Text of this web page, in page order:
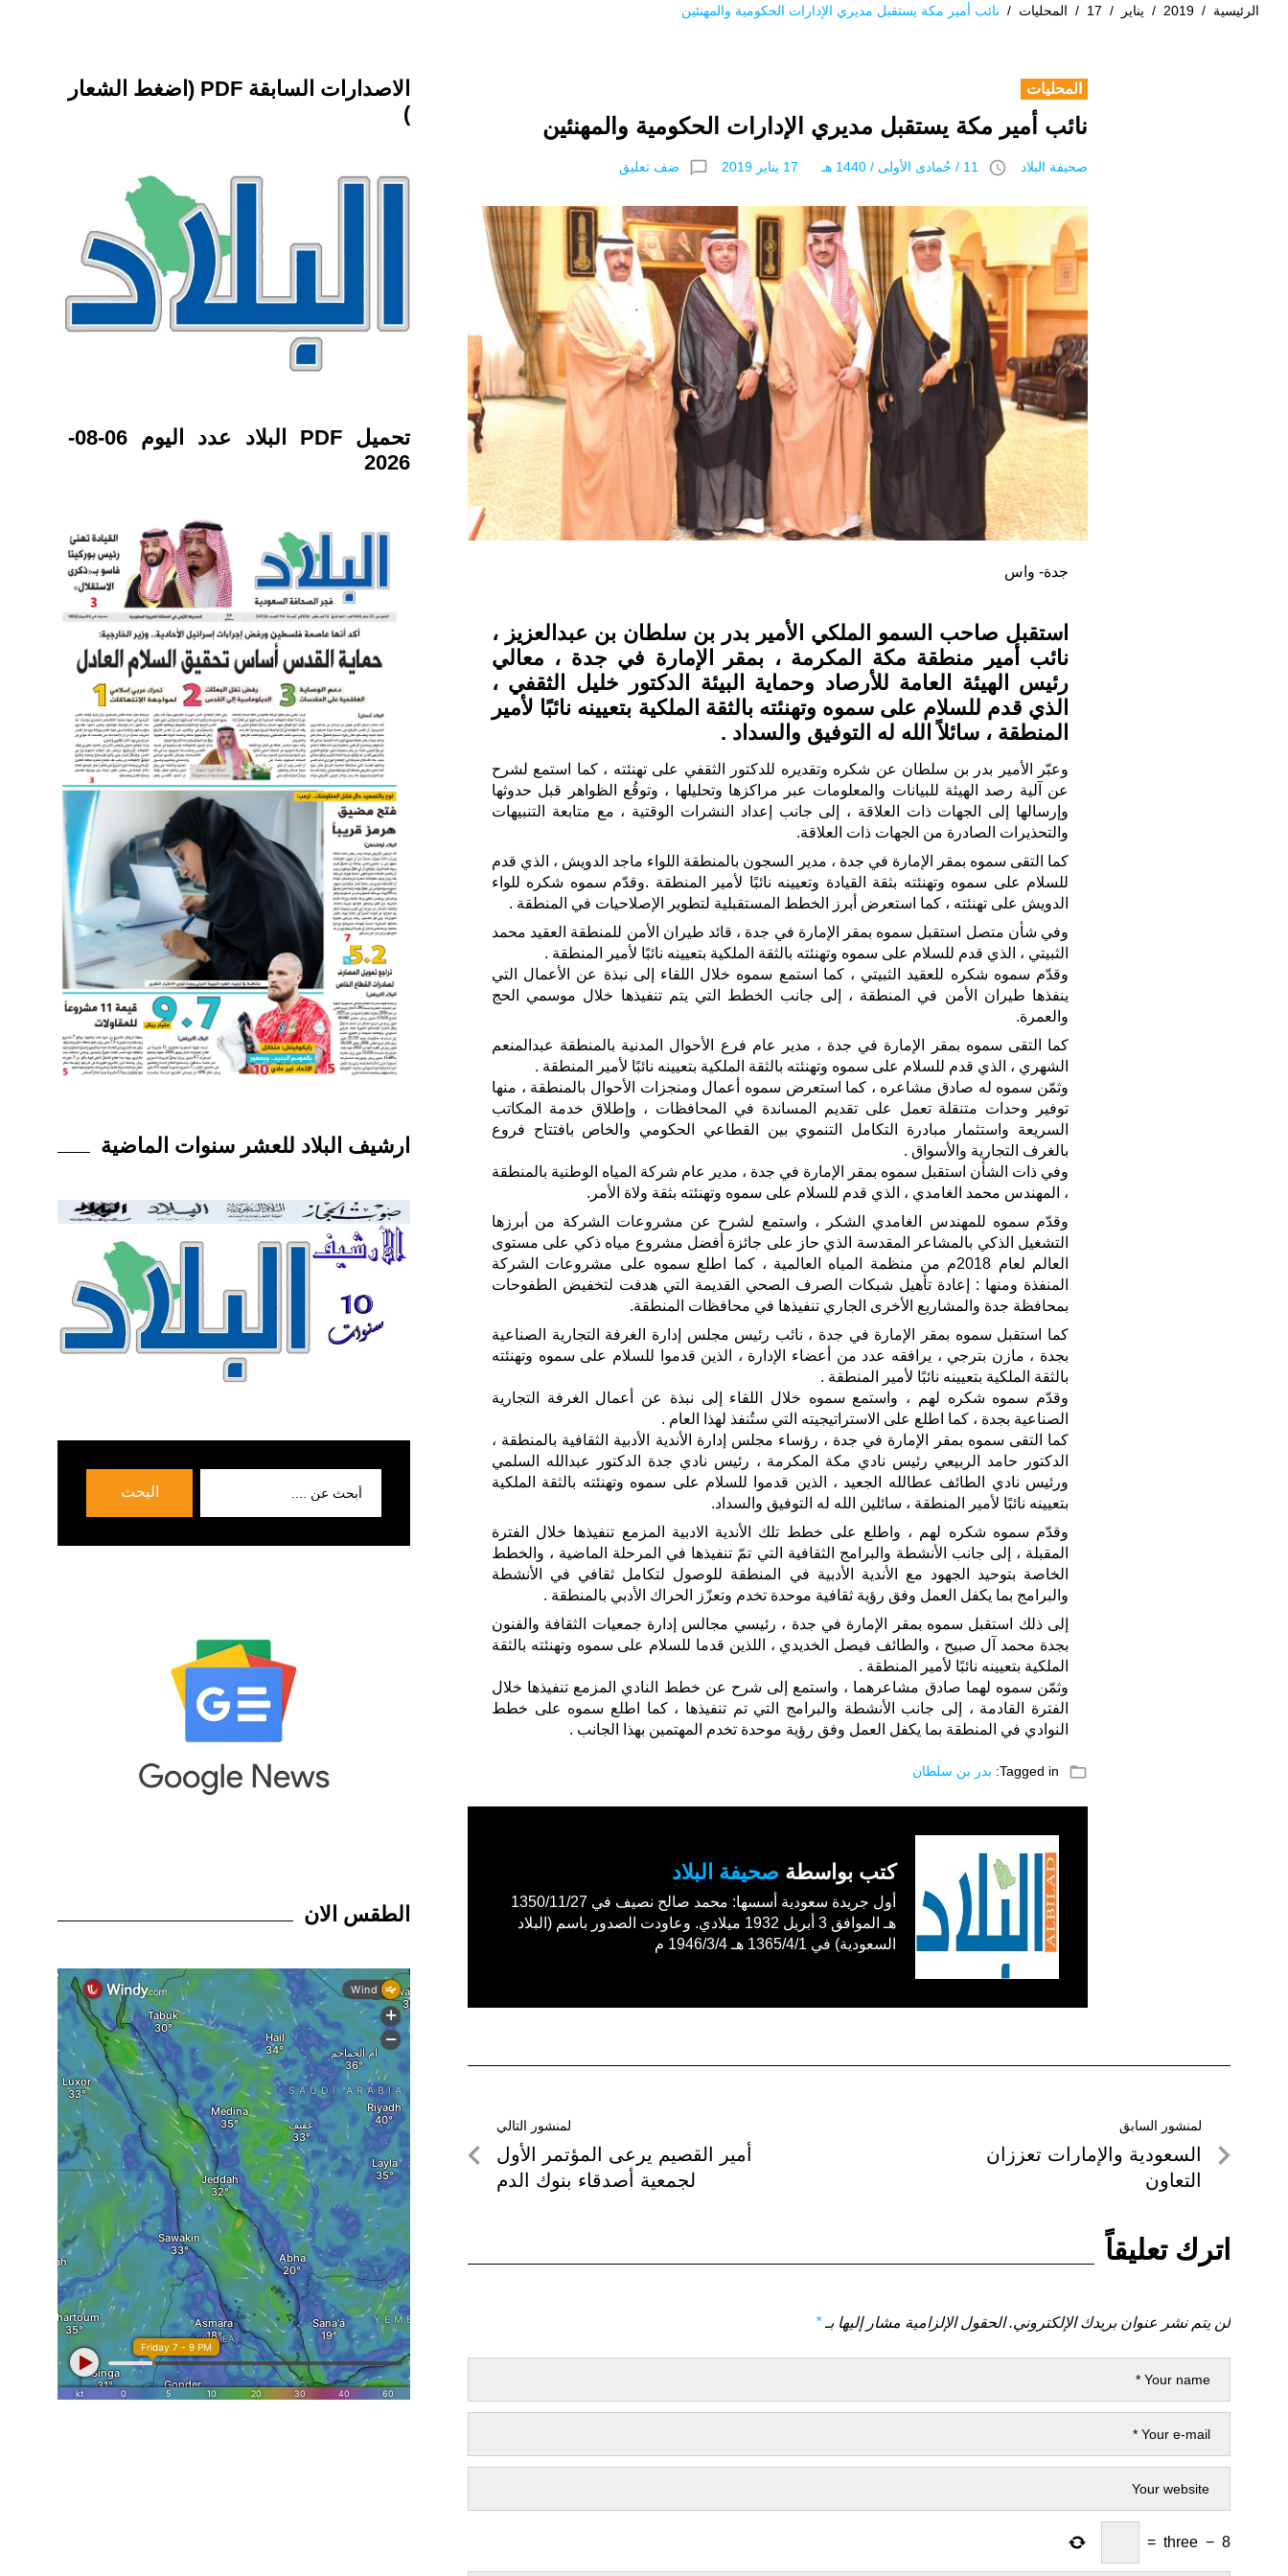
الرئيسية /
2019
/ يناير /
17
/ المحليات / نائب أمير مكة يستقبل مديري الإدارات الحكومية والمهنئين
المحليات
نائب أمير مكة يستقبل مديري الإدارات الحكومية والمهنئين
صحيفة البلاد access_time 11 / جُمادى اﻷولى / 1440 هـ 17 يناير 2019 chat_bubble_outline ضف تعليق
جدة- واس
استقبل صاحب السمو الملكي الأمير بدر بن سلطان بن عبدالعزيز ،
نائب أمير منطقة مكة المكرمة ، بمقر الإمارة في جدة ، معالي
رئيس الهيئة العامة للأرصاد وحماية البيئة الدكتور خليل الثقفي ،
الذي قدم للسلام على سموه وتهنئته بالثقة الملكية بتعيينه نائبًا لأمير
المنطقة ، سائلاً الله له التوفيق والسداد .
وعبّر الأمير بدر بن سلطان عن شكره وتقديره للدكتور الثقفي على تهنئته ، كما استمع لشرح
عن آلية رصد الهيئة للبيانات والمعلومات عبر مراكزها وتحليلها ، وتوقُع الظواهر قبل حدوثها
وإرسالها إلى الجهات ذات العلاقة ، إلى جانب إعداد النشرات الوقتية ، مع متابعة التنبيهات
والتحذيرات الصادرة من الجهات ذات العلاقة.
كما التقى سموه بمقر الإمارة في جدة ، مدير السجون بالمنطقة اللواء ماجد الدويش ، الذي قدم
للسلام على سموه وتهنئته بثقة القيادة وتعيينه نائبًا لأمير المنطقة .وقدّم سموه شكره للواء
الدويش على تهنئته ، كما استعرض أبرز الخطط المستقبلية لتطوير الإصلاحيات في المنطقة .
وفي شأن متصل استقبل سموه بمقر الإمارة في جدة ، قائد طيران الأمن للمنطقة العقيد محمد
الثبيتي ، الذي قدم للسلام على سموه وتهنئته بالثقة الملكية بتعيينه نائبًا لأمير المنطقة .
وقدّم سموه شكره للعقيد الثبيتي ، كما استمع سموه خلال اللقاء إلى نبذة عن الأعمال التي
ينفذها طيران الأمن في المنطقة ، إلى جانب الخطط التي يتم تنفيذها خلال موسمي الحج
والعمرة.
كما التقى سموه بمقر الإمارة في جدة ، مدير عام فرع الأحوال المدنية بالمنطقة عبدالمنعم
الشهري ، الذي قدم للسلام على سموه وتهنئته بالثقة الملكية بتعيينه نائبًا لأمير المنطقة .
وثمّن سموه له صادق مشاعره ، كما استعرض سموه أعمال ومنجزات الأحوال بالمنطقة ، منها
توفير وحدات متنقلة تعمل على تقديم المساندة في المحافظات ، وإطلاق خدمة المكاتب
السريعة واستثمار مبادرة التكامل التنموي بين القطاعي الحكومي والخاص بافتتاح فروع
بالغرف التجارية والأسواق .
وفي ذات الشأن استقبل سموه بمقر الإمارة في جدة ، مدير عام شركة المياه الوطنية بالمنطقة
، المهندس محمد الغامدي ، الذي قدم للسلام على سموه وتهنئته بثقة ولاة الأمر.
وقدّم سموه للمهندس الغامدي الشكر ، واستمع لشرح عن مشروعات الشركة من أبرزها
التشغيل الذكي بالمشاعر المقدسة الذي حاز على جائزة أفضل مشروع مياه ذكي على مستوى
العالم لعام 2018م من منظمة المياه العالمية ، كما اطلع سموه على مشروعات الشركة
المنفذة ومنها : إعادة تأهيل شبكات الصرف الصحي القديمة التي هدفت لتخفيض الطفوحات
بمحافظة جدة والمشاريع الأخرى الجاري تنفيذها في محافظات المنطقة.
كما استقبل سموه بمقر الإمارة في جدة ، نائب رئيس مجلس إدارة الغرفة التجارية الصناعية
بجدة ، مازن بترجي ، يرافقه عدد من أعضاء الإدارة ، الذين قدموا للسلام على سموه وتهنئته
بالثقة الملكية بتعيينه نائبًا لأمير المنطقة .
وقدّم سموه شكره لهم ، واستمع سموه خلال اللقاء إلى نبذة عن أعمال الغرفة التجارية
الصناعية بجدة ، كما اطلع على الاستراتيجيته التي ستُنفذ لهذا العام .
كما التقى سموه بمقر الإمارة في جدة ، رؤساء مجلس إدارة الأندية الأدبية الثقافية بالمنطقة ،
الدكتور حامد الربيعي رئيس نادي مكة المكرمة ، رئيس نادي جدة الدكتور عبدالله السلمي
ورئيس نادي الطائف عطالله الجعيد ، الذين قدموا للسلام على سموه وتهنئته بالثقة الملكية
بتعيينه نائبًا لأمير المنطقة ، سائلين الله له التوفيق والسداد.
وقدّم سموه شكره لهم ، واطلع على خطط تلك الأندية الادبية المزمع تنفيذها خلال الفترة
المقبلة ، إلى جانب الأنشطة والبرامج الثقافية التي تمّ تنفيذها في المرحلة الماضية ، والخطط
الخاصة بتوحيد الجهود مع الأندية الأدبية في المنطقة للوصول لتكامل ثقافي في الأنشطة
والبرامج بما يكفل العمل وفق رؤية ثقافية موحدة تخدم وتعزّز الحراك الأدبي بالمنطقة .
إلى ذلك استقبل سموه بمقر الإمارة في جدة ، رئيسي مجالس إدارة جمعيات الثقافة والفنون
بجدة محمد آل صبيح ، والطائف فيصل الخديدي ، اللذين قدما للسلام على سموه وتهنئته بالثقة
الملكية بتعيينه نائبًا لأمير المنطقة .
وثمّن سموه لهما صادق مشاعرهما ، واستمع إلى شرح عن خطط النادي المزمع تنفيذها خلال
الفترة القادمة ، إلى جانب الأنشطة والبرامج التي تم تنفيذها ، كما اطلع سموه على خطط
النوادي في المنطقة بما يكفل العمل وفق رؤية موحدة تخدم المهتمين بهذا الجانب .
folder_open
Tagged in: بدر بن سلطان
كتب بواسطة صحيفة البلاد
أول جريدة سعودية أسسها: محمد صالح نصيف في 1350/11/27
هـ الموافق 3 أبريل 1932 ميلادي. وعاودت الصدور باسم (البلاد
السعودية) في 1365/4/1 هـ 1946/3/4 م
تصفّح
المقالات
لمنشور السابق
لمنشور
السابق
السعودية والإمارات تعززان
التعاون
لمنشور التالي
لمنشور
أمير القصيم يرعى المؤتمر الأول
لجمعية أصدقاء بنوك الدم
اترك تعليقاً
لن يتم نشر عنوان بريدك الإلكتروني. الحقول الإلزامية مشار إليها بـ*
8
−
three
=
الاصدارات السابقة PDF (اضغط الشعار
)
تحميل PDF البلاد عدد اليوم 06-08-
2026
ارشيف البلاد للعشر سنوات الماضية
البحث
الطقس الان